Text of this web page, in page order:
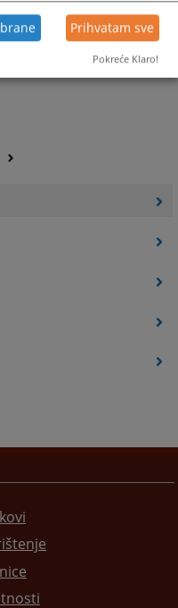
Prihvatam sve
Pokreće Klaro!